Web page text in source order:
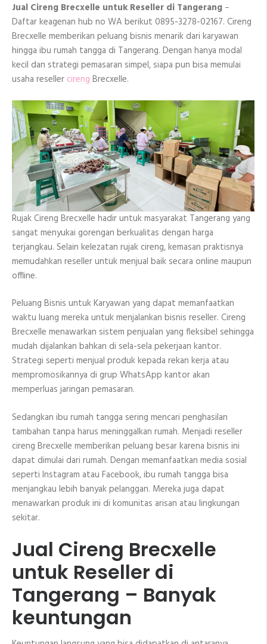
Tangerang
Jual Cireng Brecxelle untuk Reseller di Tangerang –
Daftar keagenan hub no WA berikut 0895-3278-02167. Cireng
Brecxelle memberikan peluang bisnis menarik dari karyawan
hingga ibu rumah tangga di Tangerang. Dengan hanya modal
kecil dan strategi pemasaran simpel, siapa pun bisa memulai
usaha reseller cireng Brecxelle.
Rujak Cireng Brecxelle hadir untuk masyarakat Tangerang yang
sangat menyukai gorengan berkualitas dengan harga
terjangkau. Selain kelezatan rujak cireng, kemasan praktisnya
memudahkan reseller untuk menjual baik secara online maupun
offline.
Peluang Bisnis untuk Karyawan yang dapat memanfaatkan
waktu luang mereka untuk menjalankan bisnis reseller. Cireng
Brecxelle menawarkan sistem penjualan yang fleksibel sehingga
mudah dijalankan bahkan di sela-sela pekerjaan kantor.
Strategi seperti menjual produk kepada rekan kerja atau
mempromosikannya di grup WhatsApp kantor akan
memperluas jaringan pemasaran.
Sedangkan ibu rumah tangga sering mencari penghasilan
tambahan tanpa harus meninggalkan rumah. Menjadi reseller
cireng Brecxelle memberikan peluang besar karena bisnis ini
dapat dimulai dari rumah. Dengan memanfaatkan media sosial
seperti Instagram atau Facebook, ibu rumah tangga bisa
menjangkau lebih banyak pelanggan. Mereka juga dapat
menawarkan produk ini di komunitas arisan atau lingkungan
sekitar.
Jual Cireng Brecxelle
untuk Reseller di
Tangerang – Banyak
keuntungan